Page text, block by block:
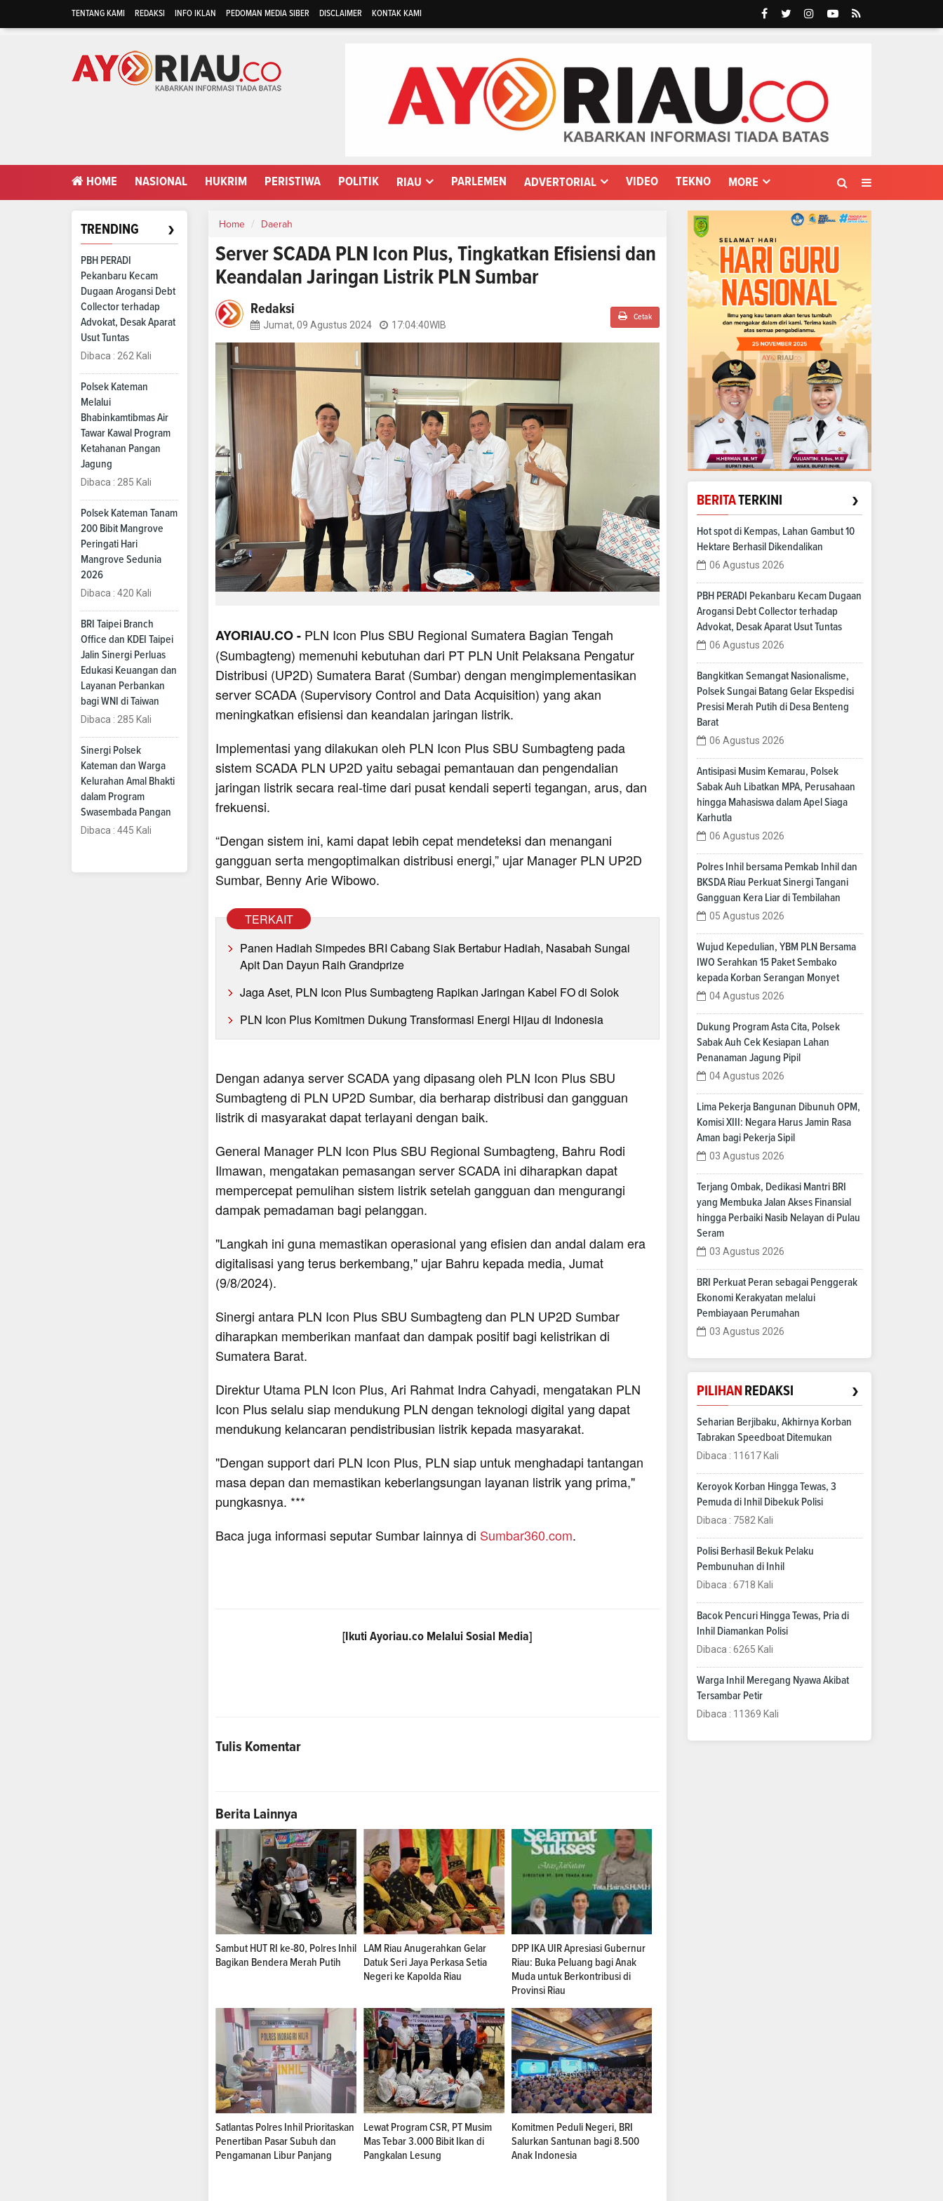
TENTANG KAMI REDAKSI INFO IKLAN PEDOMAN MEDIA SIBER DISCLAIMER KONTAK KAMI
HOME NASIONAL HUKRIM PERISTIWA POLITIK RIAU PARLEMEN ADVERTORIAL VIDEO TEKNO MORE
TRENDING ›
PBH PERADI
Pekanbaru Kecam
Dugaan Arogansi Debt
Collector terhadap
Advokat, Desak Aparat
Usut Tuntas
Dibaca : 262 Kali
Polsek Kateman
Melalui
Bhabinkamtibmas Air
Tawar Kawal Program
Ketahanan Pangan
Jagung
Dibaca : 285 Kali
Polsek Kateman Tanam
200 Bibit Mangrove
Peringati Hari
Mangrove Sedunia
2026
Dibaca : 420 Kali
BRI Taipei Branch
Office dan KDEI Taipei
Jalin Sinergi Perluas
Edukasi Keuangan dan
Layanan Perbankan
bagi WNI di Taiwan
Dibaca : 285 Kali
Sinergi Polsek
Kateman dan Warga
Kelurahan Amal Bhakti
dalam Program
Swasembada Pangan
Dibaca : 445 Kali
Home Daerah
Server SCADA PLN Icon Plus, Tingkatkan Efisiensi dan
Keandalan Jaringan Listrik PLN Sumbar
Redaksi
Jumat, 09 Agustus 2024 17:04:40WIB
Cetak
AYORIAU.CO - PLN Icon Plus SBU Regional Sumatera Bagian Tengah
(Sumbagteng) memenuhi kebutuhan dari PT PLN Unit Pelaksana Pengatur
Distribusi (UP2D) Sumatera Barat (Sumbar) dengan mengimplementasikan
server SCADA (Supervisory Control and Data Acquisition) yang akan
meningkatkan efisiensi dan keandalan jaringan listrik.
Implementasi yang dilakukan oleh PLN Icon Plus SBU Sumbagteng pada
sistem SCADA PLN UP2D yaitu sebagai pemantauan dan pengendalian
jaringan listrik secara real-time dari pusat kendali seperti tegangan, arus, dan
frekuensi.
“Dengan sistem ini, kami dapat lebih cepat mendeteksi dan menangani
gangguan serta mengoptimalkan distribusi energi,” ujar Manager PLN UP2D
Sumbar, Benny Arie Wibowo.
TERKAIT
Panen Hadiah Simpedes BRI Cabang Siak Bertabur Hadiah, Nasabah Sungai
Apit Dan Dayun Raih Grandprize
Jaga Aset, PLN Icon Plus Sumbagteng Rapikan Jaringan Kabel FO di Solok
PLN Icon Plus Komitmen Dukung Transformasi Energi Hijau di Indonesia
Dengan adanya server SCADA yang dipasang oleh PLN Icon Plus SBU
Sumbagteng di PLN UP2D Sumbar, dia berharap distribusi dan gangguan
listrik di masyarakat dapat terlayani dengan baik.
General Manager PLN Icon Plus SBU Regional Sumbagteng, Bahru Rodi
Ilmawan, mengatakan pemasangan server SCADA ini diharapkan dapat
mempercepat pemulihan sistem listrik setelah gangguan dan mengurangi
dampak pemadaman bagi pelanggan.
"Langkah ini guna memastikan operasional yang efisien dan andal dalam era
digitalisasi yang terus berkembang," ujar Bahru kepada media, Jumat
(9/8/2024).
Sinergi antara PLN Icon Plus SBU Sumbagteng dan PLN UP2D Sumbar
diharapkan memberikan manfaat dan dampak positif bagi kelistrikan di
Sumatera Barat.
Direktur Utama PLN Icon Plus, Ari Rahmat Indra Cahyadi, mengatakan PLN
Icon Plus selalu siap mendukung PLN dengan teknologi digital yang dapat
mendukung kelancaran pendistribusian listrik kepada masyarakat.
"Dengan support dari PLN Icon Plus, PLN siap untuk menghadapi tantangan
masa depan dan memastikan keberlangsungan layanan listrik yang prima,"
pungkasnya. ***
Baca juga informasi seputar Sumbar lainnya di Sumbar360.com.
[IkutiAyoriau.co Melalui Sosial Media]
Tulis Komentar
Berita Lainnya
Sambut HUT RI ke-80, Polres Inhil
Bagikan Bendera Merah Putih
LAM Riau Anugerahkan Gelar
Datuk Seri Jaya Perkasa Setia
Negeri ke Kapolda Riau
DPP IKA UIR Apresiasi Gubernur
Riau: Buka Peluang bagi Anak
Muda untuk Berkontribusi di
Provinsi Riau
Satlantas Polres Inhil Prioritaskan
Penertiban Pasar Subuh dan
Pengamanan Libur Panjang
Lewat Program CSR, PT Musim
Mas Tebar 3.000 Bibit Ikan di
Pangkalan Lesung
Komitmen Peduli Negeri, BRI
Salurkan Santunan bagi 8.500
Anak Indonesia
BERITATERKINI ›
Hot spot di Kempas, Lahan Gambut 10
Hektare Berhasil Dikendalikan
06 Agustus 2026
PBH PERADI Pekanbaru Kecam Dugaan
Arogansi Debt Collector terhadap
Advokat, Desak Aparat Usut Tuntas
06 Agustus 2026
Bangkitkan Semangat Nasionalisme,
Polsek Sungai Batang Gelar Ekspedisi
Presisi Merah Putih di Desa Benteng
Barat
06 Agustus 2026
Antisipasi Musim Kemarau, Polsek
Sabak Auh Libatkan MPA, Perusahaan
hingga Mahasiswa dalam Apel Siaga
Karhutla
06 Agustus 2026
Polres Inhil bersama Pemkab Inhil dan
BKSDA Riau Perkuat Sinergi Tangani
Gangguan Kera Liar di Tembilahan
05 Agustus 2026
Wujud Kepedulian, YBM PLN Bersama
IWO Serahkan 15 Paket Sembako
kepada Korban Serangan Monyet
04 Agustus 2026
Dukung Program Asta Cita, Polsek
Sabak Auh Cek Kesiapan Lahan
Penanaman Jagung Pipil
04 Agustus 2026
Lima Pekerja Bangunan Dibunuh OPM,
Komisi XIII: Negara Harus Jamin Rasa
Aman bagi Pekerja Sipil
03 Agustus 2026
Terjang Ombak, Dedikasi Mantri BRI
yang Membuka Jalan Akses Finansial
hingga Perbaiki Nasib Nelayan di Pulau
Seram
03 Agustus 2026
BRI Perkuat Peran sebagai Penggerak
Ekonomi Kerakyatan melalui
Pembiayaan Perumahan
03 Agustus 2026
PILIHAN REDAKSI ›
Seharian Berjibaku, Akhirnya Korban
Tabrakan Speedboat Ditemukan
Dibaca : 11617 Kali
Keroyok Korban Hingga Tewas, 3
Pemuda di Inhil Dibekuk Polisi
Dibaca : 7582 Kali
Polisi Berhasil Bekuk Pelaku
Pembunuhan di Inhil
Dibaca : 6718 Kali
Bacok Pencuri Hingga Tewas, Pria di
Inhil Diamankan Polisi
Dibaca : 6265 Kali
Warga Inhil Meregang Nyawa Akibat
Tersambar Petir
Dibaca : 11369 Kali